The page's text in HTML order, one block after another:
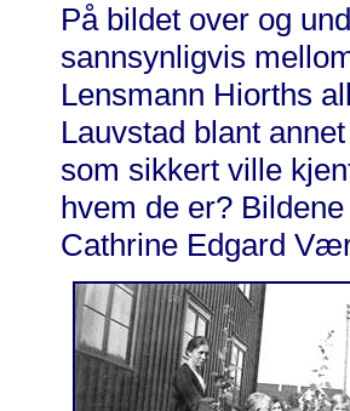
På bildet over og
sannsynligvis
Lensmann Hiorths
Lauvstad blant
som sikkert ville
hvem de er?
Cathrine Edgard